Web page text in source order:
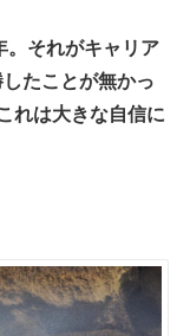
。それがキャリア
たことが無かっ
れは大きな自信に